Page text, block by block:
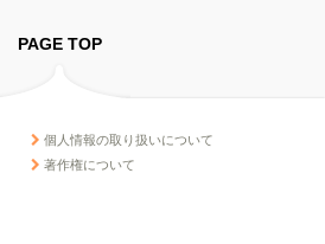
PAGE TOP
個人情報の取り扱いについて
著作権について